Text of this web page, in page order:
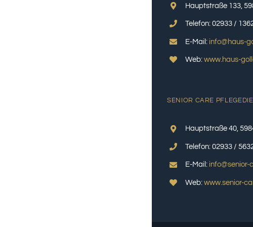
Hauptstraße 133,
Telefon: 02933 /
E-Mail: info@haus-
Web: www.haus-
SENIOR CARE
Hauptstraße 40,
Telefon: 02933 /
E-Mail:
Web: www.senior-